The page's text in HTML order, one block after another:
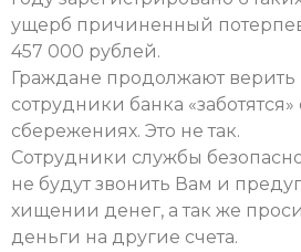
ущерб причиненный
457 000 рублей.
Граждане продолжают верить
сотрудники банка
сбережениях. Это не так.
Сотрудники службы
не будут звонить Вам и
хищении денег, а так же
деньги на другие счета.